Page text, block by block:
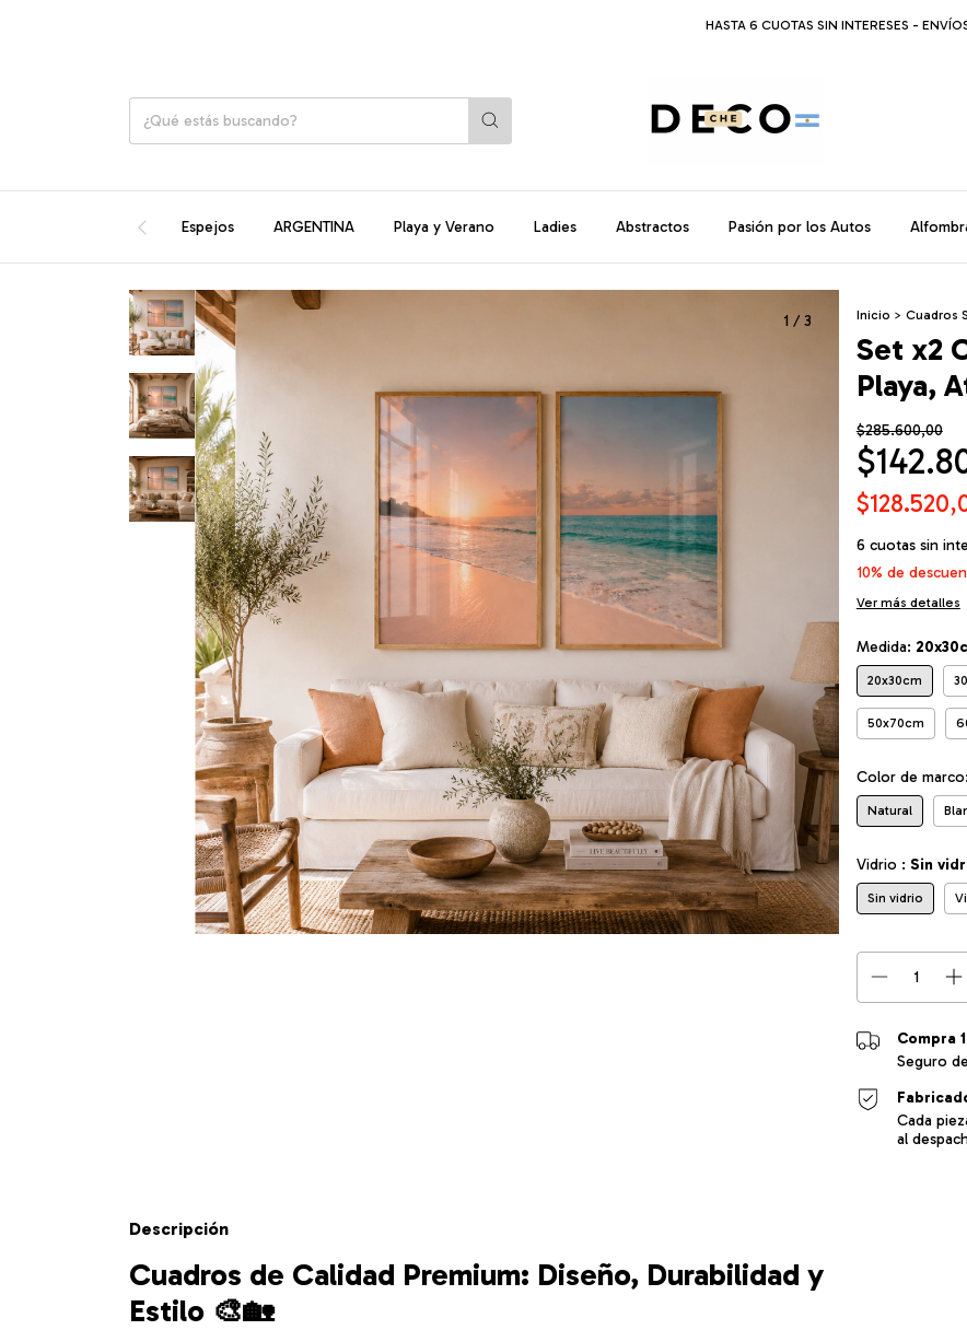
HASTA 6 CUOTAS SIN INTERESES - ENVÍOS A TODO
Espejos ARGENTINA Playa y Verano Ladies Abstractos Pasión por los Autos
1 /3 Inicio > Cuadros
Set x2
Playa,
$285.600,00
6 cuotas sin
10% de
Ver más detalles
Medida:
20x30cm
50x70cm
Color de marco:
Natural
Vidrio : Sin
Sin vidrio
Compra
Seguro
Cada
al
Descripción
Cuadros de Calidad Premium: Diseño, Durabilidad y
Estilo 🎨🏡